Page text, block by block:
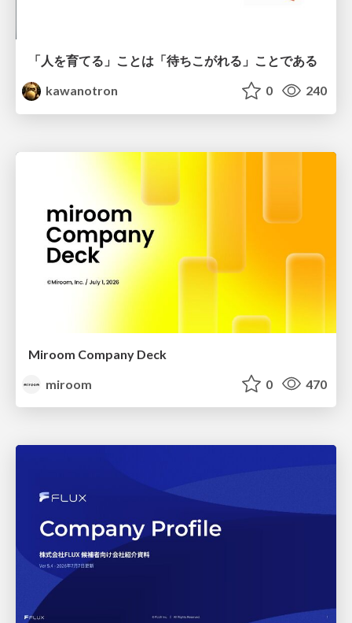
「人を育てる」ことは「待ちこがれる」ことである
kawanotron
0 240
Miroom Company Deck
miroom
0 470